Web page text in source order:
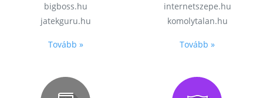
bigboss.hu
jatekguru.hu
Tovább »
internetszepe.hu
komolytalan.hu
Tovább »